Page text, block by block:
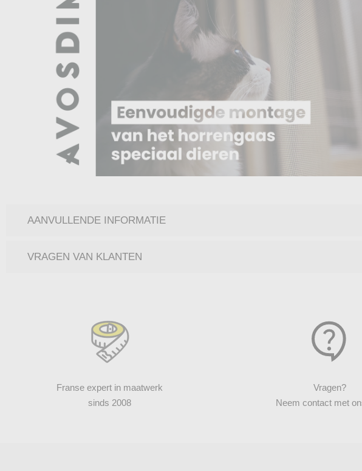
AANVULLENDE INFORMATIE
VRAGEN VAN KLANTEN
Franse expert in maatwerk
sinds 2008
Vragen?
Neem contact met